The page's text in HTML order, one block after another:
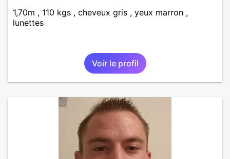
1,70m , 110 kgs , cheveux gris , yeux marron ,
lunettes
Voir le profil